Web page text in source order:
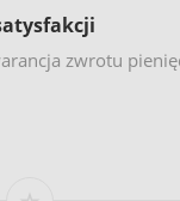
zwrotu